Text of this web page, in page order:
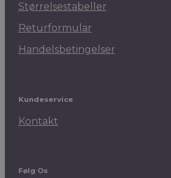
Størrelsestabeller
Returformular
Handelsbetingelser
Kundeservice
Kontakt
Følg Os